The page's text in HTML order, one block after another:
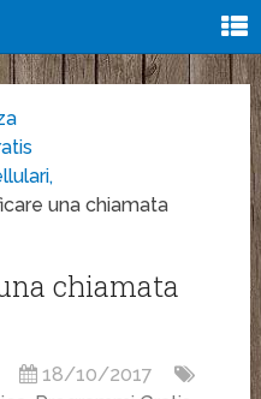
una chiamata
chiamata
18/10/2017